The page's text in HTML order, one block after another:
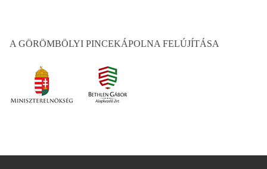
A GÖRÖMBÖLYI PINCEKÁPOLNA FELÚJÍTÁSA